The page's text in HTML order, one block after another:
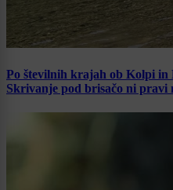
Po številnih krajah ob Kolpi
Skrivanje pod brisačo ni pravi